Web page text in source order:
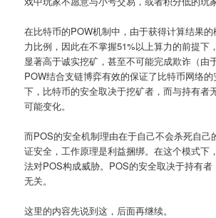
在比特币的POW机制中，由于获得计算结果
力比例，因此在不掌握51%以上算力的前提下
显著高于诚实挖矿，甚至不可能完成欺诈（由
POW结合支链博弈有效的保证了比特币网络
下，比特币的安全取决于挖矿者，而与持有者
可能变化。
而POS的安全机制理由在于自己不会杀死自己
证安全，工作原理是利益捆绑。在这个模式下
法对POS构成威胁。POS的安全取决于持有
无关。
这里的内容先说到这，后面再继续。